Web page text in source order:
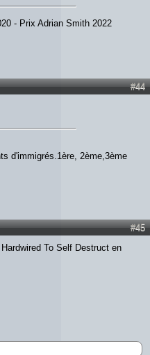
- Prix Adrian Smith 2022
#44
d'immigrés.1ère, 2ème,3ème
#45
To Self Destruct en